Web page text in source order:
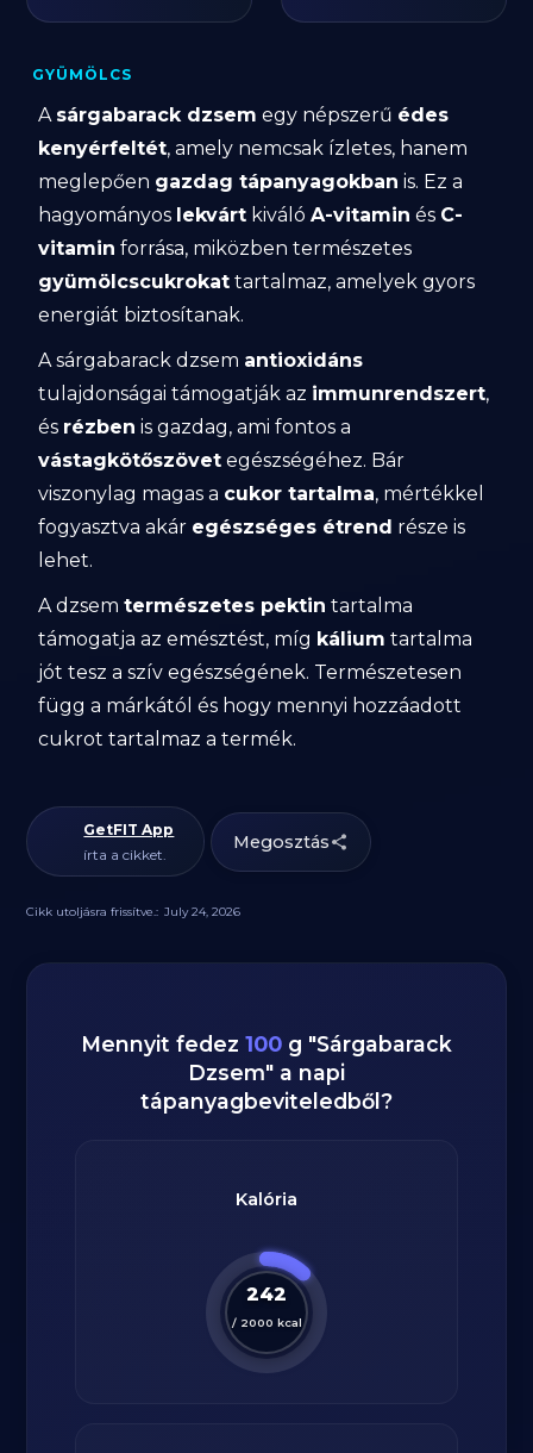
GYÜMÖLCS
A sárgabarack dzsem egy népszerű édes
kenyérfeltét, amely nemcsak ízletes, hanem
meglepően gazdag tápanyagokban is. Ez a
hagyományos lekvárt kiválóA-vitamin és C-
vitamin forrása, miközben természetes
gyümölcscukrokat tartalmaz, amelyek gyors
energiát biztosítanak.
A sárgabarack dzsem antioxidáns
tulajdonságai támogatják az immunrendszert,
és rézben is gazdag, ami fontos a
vástagkötőszövet egészségéhez. Bár
viszonylag magas a cukor tartalma, mértékkel
fogyasztva akár egészséges étrend része is
lehet.
A dzsemtermészetes pektin tartalma
támogatja az emésztést, míg kálium tartalma
jót tesz a szív egészségének. Természetesen
függ a márkától és hogy mennyi hozzáadott
cukrot tartalmaz a termék.
GetFIT App
írta a cikket.
Megosztás
Cikk utoljásra frissítve.: July 24, 2026
Mennyit fedez 100 g "Sárgabarack
Dzsem" a napi
tápanyagbeviteledből?
Kalória
242
/ 2000 kcal